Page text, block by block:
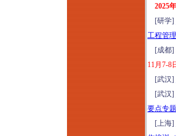
特训班（8月15-16日
成都）
优秀物业管理项目经
理训练营（2026年8
月15-16日成都）
2026年工程挂靠、建
筑劳务税务稽查高频
风险应对及税负合规
构建培训（8月15-16
2025
[研学]
工程管
[成都]
11月7-8
[武汉]
[武汉]
要点专
[上海]